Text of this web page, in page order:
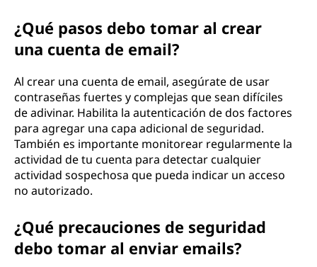
¿Qué pasos debo tomar al crear
una cuenta de email?
Al crear una cuenta de email, asegúrate de usar
contraseñas fuertes y complejas que sean difíciles
de adivinar. Habilita la autenticación de dos factores
para agregar una capa adicional de seguridad.
También es importante monitorear regularmente la
actividad de tu cuenta para detectar cualquier
actividad sospechosa que pueda indicar un acceso
no autorizado.
¿Qué precauciones de seguridad
debo tomar al enviar emails?